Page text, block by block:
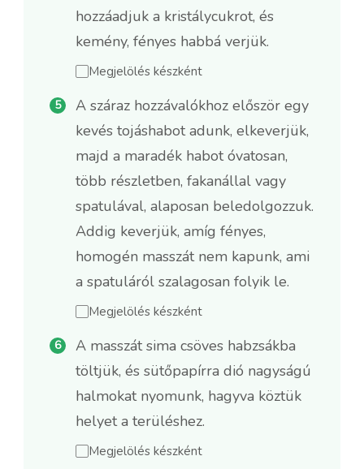
hozzáadjuk a kristálycukrot, és
kemény, fényes habbá verjük.
Megjelölés készként
A száraz hozzávalókhoz először egy
kevés tojáshabot adunk, elkeverjük,
majd a maradék habot óvatosan,
több részletben, fakanállal vagy
spatulával, alaposan beledolgozzuk.
Addig keverjük, amíg fényes,
homogén masszát nem kapunk, ami
a spatuláról szalagosan folyik le.
Megjelölés készként
A masszát sima csöves habzsákba
töltjük, és sütőpapírra dió nagyságú
halmokat nyomunk, hagyva köztük
helyet a terüléshez.
Megjelölés készként